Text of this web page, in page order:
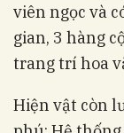
viên ngọc và
gian, 3 hàng
trang trí hoa
Hiện vật còn